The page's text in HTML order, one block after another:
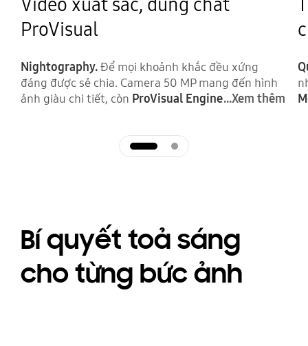
Nightography.Để mọi khoảnh khắc đều xứng
đáng được sẻ chia. Camera 50 MP mang đến hình
ảnh giàu chi tiết, còn ProVisual Engine...Xem thêm
ProVisual
Bí quyết toả sáng
cho từng bức ảnh